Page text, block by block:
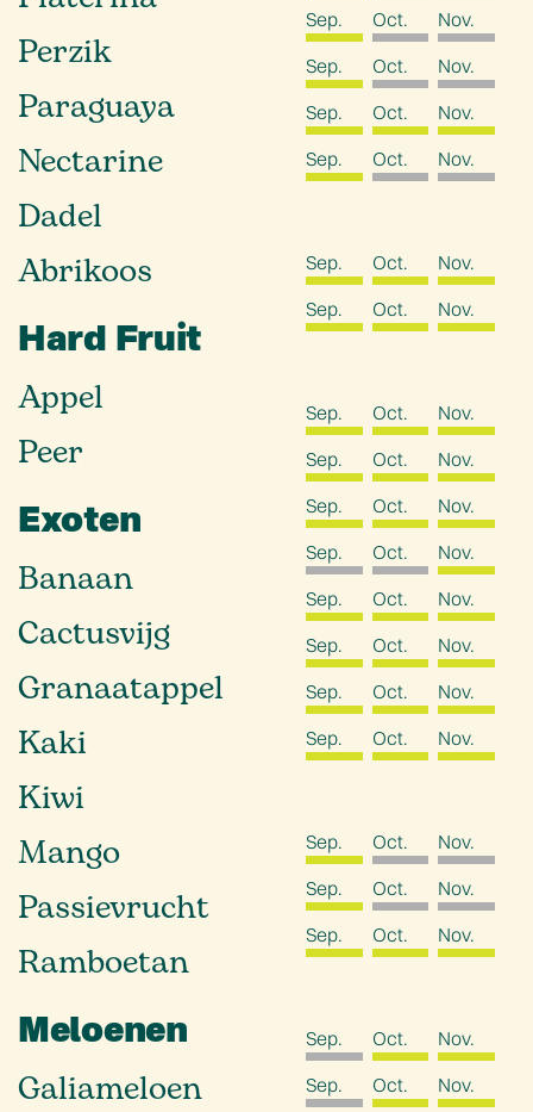
Perzik
Paraguaya
Nectarine
Dadel
Abrikoos
Hard Fruit
Appel
Peer
Exoten
Banaan
Cactusvijg
Granaatappel
Kaki
Kiwi
Mango
Passievrucht
Ramboetan
Meloenen
Galiameloen
Sep.
Oct.
Nov.
Sep.
Oct.
Nov.
Sep.
Oct.
Nov.
Sep.
Oct. Nov.
Sep. Oct.
Nov.
Sep.
Oct. Nov.
Sep. Oct.
Nov.
Sep.
Oct.
Nov.
Sep.
Oct.
Nov.
Sep.
Oct.
Nov.
Sep.
Oct.
Nov.
Sep.
Oct.
Nov.
Sep.
Oct.
Nov.
Sep.
Oct. Nov.
Sep. Oct.
Nov.
Sep.
Oct.
Nov.
Sep.
Oct. Nov.
Sep. Oct.
Nov.
Sep.
Oct.
Nov.